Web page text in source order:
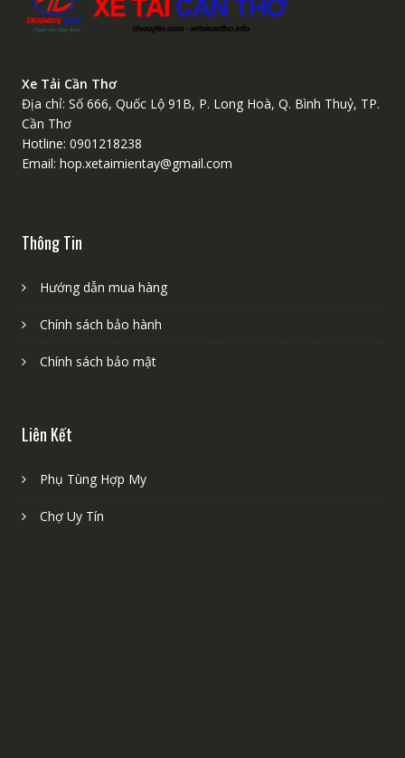
Xe Tải Cần Thơ
Địa chỉ: Số 666, Quốc Lộ 91B, P. Long Hoà, Q. Bình Thuỷ, TP.
Cần Thơ
Hotline: 0901218238
Email: hop.xetaimientay@gmail.com
Thông Tin
Hướng dẫn mua hàng
Chính sách bảo hành
Chính sách bảo mật
Liên Kết
Phụ Tùng Hợp My
Chợ Uy Tín